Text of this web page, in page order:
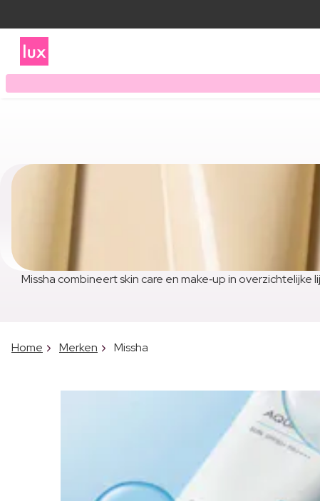
Missha combineert skin care en make‑up in
Home Merken Missha